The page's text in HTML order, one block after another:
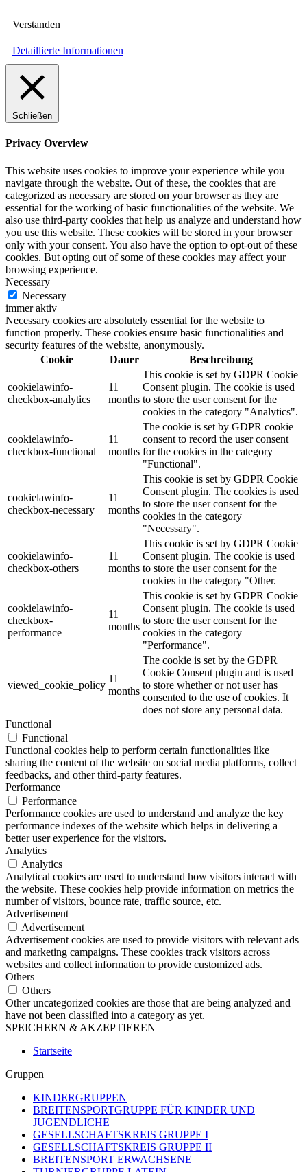
Verstanden
Detaillierte Informationen
Schließen
Privacy Overview
This website uses cookies to improve your experience while you
navigate through the website. Out of these, the cookies that are
categorized as necessary are stored on your browser as they are
essential for the working of basic functionalities of the website. We
also use third-party cookies that help us analyze and understand how
you use this website. These cookies will be stored in your browser
only with your consent. You also have the option to opt-out of these
cookies. But opting out of some of these cookies may affect your
browsing experience.
Necessary
Necessary
immer aktiv
Necessary cookies are absolutely essential for the website to
function properly. These cookies ensure basic functionalities and
security features of the website, anonymously.
Cookie
Dauer Beschreibung
cookielawinfo-
checkbox-analytics
11
months
This cookie is set by GDPR Cookie
Consent plugin. The cookie is used
to store the user consent for the
cookies in the category "Analytics".
cookielawinfo-
checkbox-functional
11
months
The cookie is set by GDPR cookie
consent to record the user consent
for the cookies in the category
"Functional".
cookielawinfo-
checkbox-necessary
11
months
This cookie is set by GDPR Cookie
Consent plugin. The cookies is used
to store the user consent for the
cookies in the category
"Necessary".
cookielawinfo-
checkbox-others
11
months
This cookie is set by GDPR Cookie
Consent plugin. The cookie is used
to store the user consent for the
cookies in the category "Other.
cookielawinfo-
checkbox-
performance
11
months
This cookie is set by GDPR Cookie
Consent plugin. The cookie is used
to store the user consent for the
cookies in the category
"Performance".
viewed_cookie_policy
11
months
The cookie is set by the GDPR
Cookie Consent plugin and is used
to store whether or not user has
consented to the use of cookies. It
does not store any personal data.
Functional
Functional
Functional cookies help to perform certain functionalities like
sharing the content of the website on social media platforms, collect
feedbacks, and other third-party features.
Performance
Performance
Performance cookies are used to understand and analyze the key
performance indexes of the website which helps in delivering a
better user experience for the visitors.
Analytics
Analytics
Analytical cookies are used to understand how visitors interact with
the website. These cookies help provide information on metrics the
number of visitors, bounce rate, traffic source, etc.
Advertisement
Advertisement
Advertisement cookies are used to provide visitors with relevant ads
and marketing campaigns. These cookies track visitors across
websites and collect information to provide customized ads.
Others
Others
Other uncategorized cookies are those that are being analyzed and
have not been classified into a category as yet.
SPEICHERN & AKZEPTIEREN
Startseite
Gruppen
KINDERGRUPPEN
BREITENSPORTGRUPPE FÜR KINDER UND
JUGENDLICHE
GESELLSCHAFTSKREIS GRUPPE I
GESELLSCHAFTSKREIS GRUPPE II
BREITENSPORT ERWACHSENE